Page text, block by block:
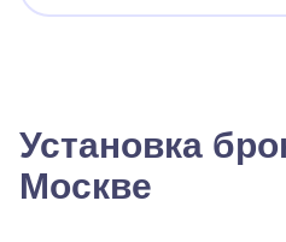
Установка
Москве